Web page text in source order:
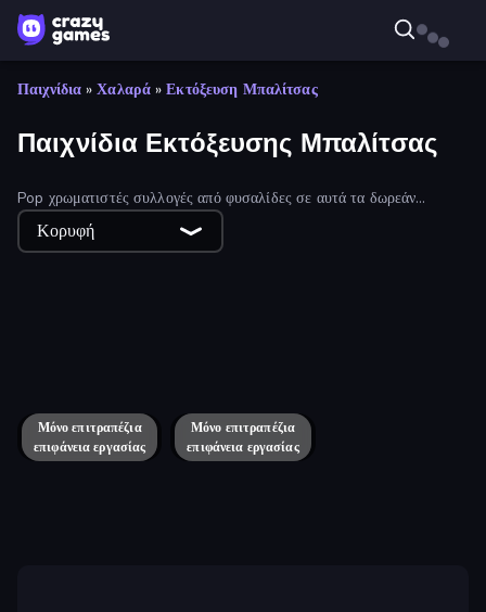
Παιχνίδια » Χαλαρά » Εκτόξευση Μπαλίτσας
Παιχνίδια Εκτόξευσης Μπαλίτσας
Pop χρωματιστές συλλογές από φυσαλίδες σε αυτά τα δωρεάν
παιχνίδια shooter φούσκα!
Κορυφή
Bubble Shooter Little Fox: Bubble Spinner Pop
Bubble Spinner Magnet Balls: Addictive
Bubble Woods Marble Shooter
Marble Boom ICEE Scream: Haunted Bubbles
Μόνο επιτραπέζια
επιφάνεια εργασίας
Pool Bubbles
Μόνο επιτραπέζια
επιφάνεια εργασίας
Puzzle Bobble